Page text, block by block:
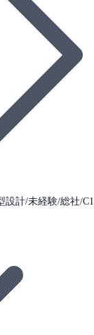
設計/未経験/総社/C1